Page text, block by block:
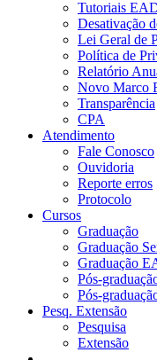
Tutoriais
Desativação
Lei Geral de
Política de
Relatório
Novo Marco
Transparência
CPA
Atendimento
Fale Conosco
Ouvidoria
Reporte erros
Protocolo
Cursos
Graduação
Graduação
Graduação
Pós-
Pós-
Pesq. Extensão
Pesquisa
Extensão